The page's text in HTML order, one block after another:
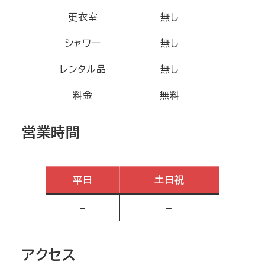
更衣室
無し
シャワー
無し
レンタル品
無し
料金
無料
営業時間
平日 土日祝
– –
アクセス